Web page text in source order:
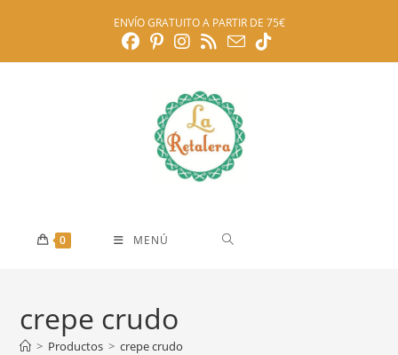
ENVÍO GRATUITO A PARTIR DE 75€
0 MENÚ
crepe crudo
> Productos > crepe crudo